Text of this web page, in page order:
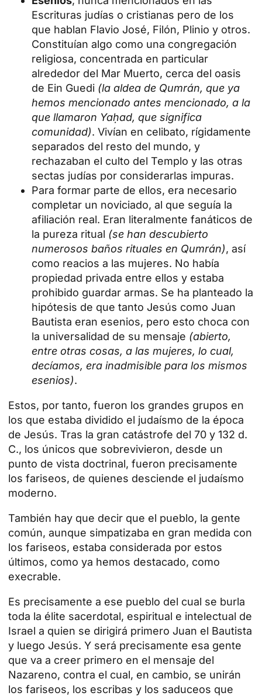
Escrituras judías o cristianas pero de los
que hablan Flavio José, Filón, Plinio y otros.
Constituían algo como una congregación
religiosa, concentrada en particular
alrededor del Mar Muerto, cerca del oasis
de Ein Guedi (la aldea de Qumrán, que ya
hemos mencionado antes mencionado, a la
que llamaron Yaḥad, que significa
comunidad). Vivían en celibato, rígidamente
separados del resto del mundo, y
rechazaban el culto del Templo y las otras
sectas judías por considerarlas impuras.
Para formar parte de ellos, era necesario
completar un noviciado, al que seguía la
afiliación real. Eran literalmente fanáticos de
la pureza ritual (se han descubierto
numerosos baños rituales en Qumrán), así
como reacios a las mujeres. No había
propiedad privada entre ellos y estaba
prohibido guardar armas. Se ha planteado la
hipótesis de que tanto Jesús como Juan
Bautista eran esenios, pero esto choca con
la universalidad de su mensaje (abierto,
entre otras cosas, a las mujeres, lo cual,
decíamos, era inadmisible para los mismos
esenios).
Estos, por tanto, fueron los grandes grupos en
los que estaba dividido el judaísmo de la época
de Jesús. Tras la gran catástrofe del 70 y 132 d.
C., los únicos que sobrevivieron, desde un
punto de vista doctrinal, fueron precisamente
los fariseos, de quienes desciende el judaísmo
moderno.
También hay que decir que el pueblo, la gente
común, aunque simpatizaba en gran medida con
los fariseos, estaba considerada por estos
últimos, como ya hemos destacado, como
execrable.
Es precisamente a ese pueblo del cual se burla
toda la élite sacerdotal, espiritual e intelectual de
Israel a quien se dirigirá primero Juan el Bautista
y luego Jesús. Y será precisamente esa gente
que va a creer primero en el mensaje del
Nazareno, contra el cual, en cambio, se unirán
los fariseos, los escribas y los saduceos que